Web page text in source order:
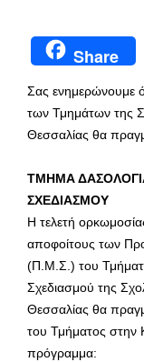
Share
Σας ενημερώνουμε
των Τμημάτων της
Θεσσαλίας θα
ΤΜΗΜΑ
ΣΧΕΔΙΑΣΜΟΥ
Η τελετή
αποφοίτους των
(Π.Μ.Σ.) του
Σχεδιασμού της
Θεσσαλίας θα
του Τμήματος
πρόγραμμα: